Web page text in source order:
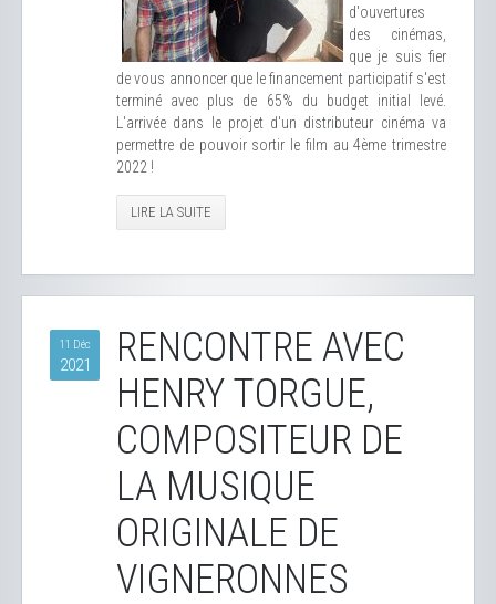
d'ouvertures
des cinémas,
que je suis fier
de vous annoncer que le financement participatif s'est
terminé avec plus de 65% du budget initial levé.
L'arrivée dans le projet d'un distributeur cinéma va
permettre de pouvoir sortir le film au 4ème trimestre
2022 !
LIRE LA SUITE
11 Déc
2021
RENCONTRE AVEC
HENRY TORGUE,
COMPOSITEUR DE
LA MUSIQUE
ORIGINALE DE
VIGNERONNES